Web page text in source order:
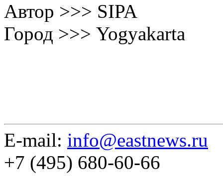
Автор >>> SIPA
Город >>> Yogyakarta
E-mail: info@eastnews.ru
+7 (495) 680-60-66